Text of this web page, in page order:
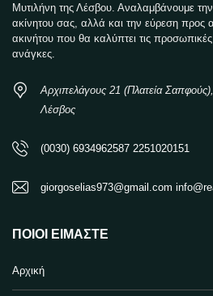
Μυτιλήνη της Λέσβου. Αναλαμβάνουμε
ακίνητου σας, αλλά και την εύρεση προς
ακινήτου που θα καλύπτει τις
ανάγκες.
Αρχιπελάγους 21 (Πλατεία
Λέσβος
(0030) 6934962587 2251020151
giorgoselias973@gmail.com
ΠΟΙΟΙ ΕΊΜΑΣΤΕ
Αρχική